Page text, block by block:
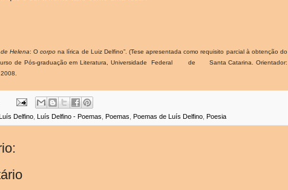
Helena: Ocorpo na lírica de Luiz Delfino”. (Tese apresentada como requisito parcial à obtenção do
Curso de Pós-graduação em Literatura, Universidade Federal de SantaCatarina. Orientador:
Delfino Luís Delfino - Poemas Poemas Poemas de Luís Delfino Poesia